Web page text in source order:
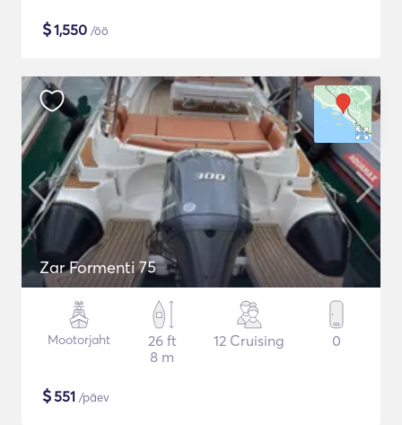
$1,550 /öö
Zar Formenti 75
Mootorjaht
26 ft
8 m
12 Cruising 0
$551 /päev